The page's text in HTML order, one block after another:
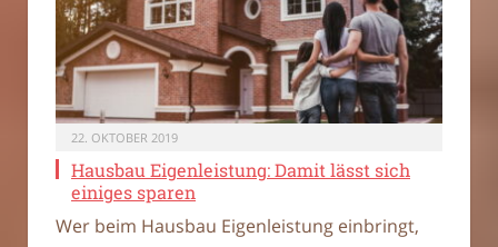
22. OKTOBER 2019
Hausbau Eigenleistung: Damit lässt sich
einiges sparen
Wer beim Hausbau Eigenleistung einbringt,